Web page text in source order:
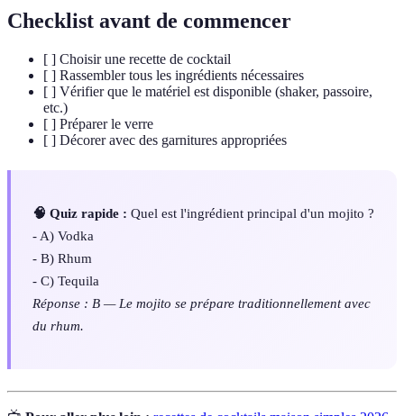
Checklist avant de commencer
[ ] Choisir une recette de cocktail
[ ] Rassembler tous les ingrédients nécessaires
[ ] Vérifier que le matériel est disponible (shaker, passoire,
etc.)
[ ] Préparer le verre
[ ] Décorer avec des garnitures appropriées
🧠 Quiz rapide : Quel est l'ingrédient principal d'un mojito ?
- A) Vodka
- B) Rhum
- C) Tequila
Réponse : B — Le mojito se prépare traditionnellement avec
du rhum.